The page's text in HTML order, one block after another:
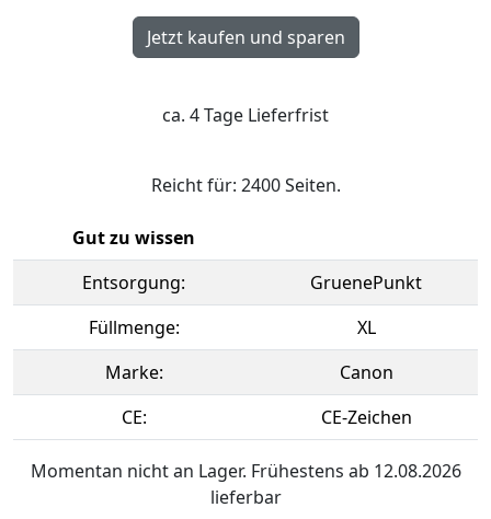
ca. 4 Tage Lieferfrist
Reicht für: 2400 Seiten.
Gut zu wissen
Entsorgung:
GruenePunkt
Füllmenge:
XL
Marke:
Canon
CE:
CE-Zeichen
Momentan nicht an Lager. Frühestens ab 12.08.2026
lieferbar